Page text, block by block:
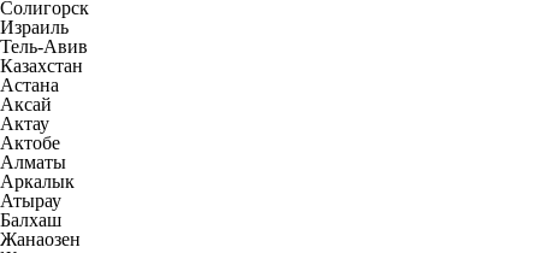
Солигорск
Израиль
Тель-Авив
Казахстан
Астана
Аксай
Актау
Актобе
Алматы
Аркалык
Атырау
Балхаш
Жанаозен